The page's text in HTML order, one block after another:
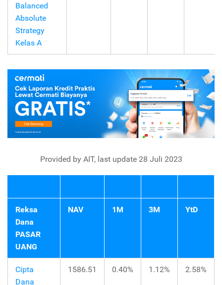
Balanced
Absolute
Strategy
Kelas A
Provided by AIT, last update 28 Juli 2023
Reksa
Dana
PASAR
UANG
NAV 1M 3M YtD
Cipta
Dana
1586.51 0.40% 1.12% 2.58%